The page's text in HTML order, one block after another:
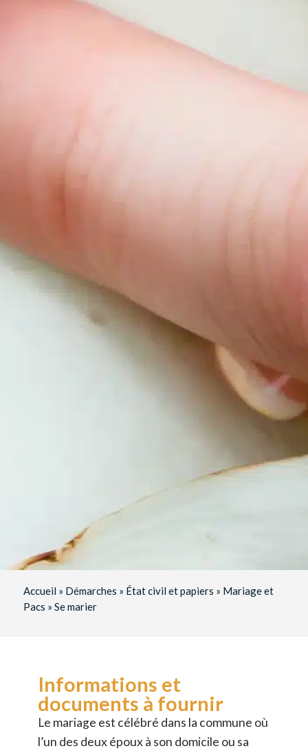
Accueil » Démarches » État civil et papiers » Mariage et
Pacs » Se marier
Informations et
documents à fournir
Le mariage est célébré dans la commune où
l’un des deux époux à son domicile ou sa